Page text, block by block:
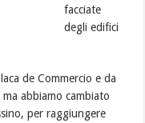
facciate
degli edifici
de Commercio e da
abbiamo cambiato
per raggiungere